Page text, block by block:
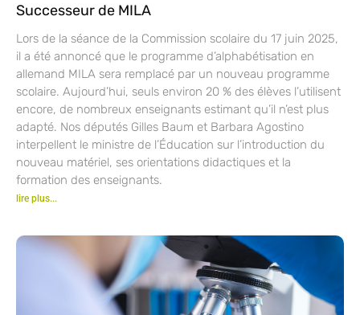
Successeur de MILA
Lors de la séance de la Commission scolaire du 17 juin 2025,
il a été annoncé que le programme d’alphabétisation en
allemand MILA sera remplacé par un nouveau programme
scolaire. Aujourd’hui, seuls environ 20 % des élèves l’utilisent
encore, de nombreux enseignants estimant qu’il n’est plus
adapté. Nos députés Gilles Baum et Barbara Agostino
interpellent le ministre de l’Éducation sur l’introduction du
nouveau matériel, ses orientations didactiques et la
formation des enseignants.
lire plus...